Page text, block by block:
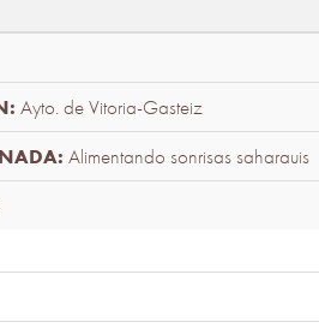
Ayto. de Vitoria-Gasteiz
Alimentando sonrisas saharauis